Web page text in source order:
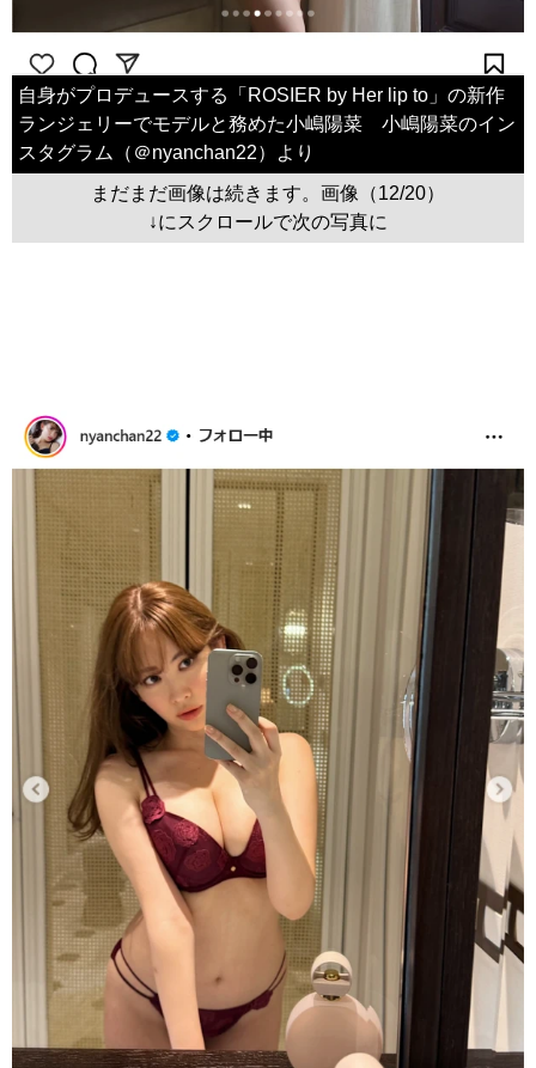
自身がプロデュースする「ROSIER by Her lip to」の新作
ランジェリーでモデルと務めた小嶋陽菜 小嶋陽菜のイン
スタグラム（＠nyanchan22）より
まだまだ画像は続きます。画像（12/20）
↓にスクロールで次の写真に